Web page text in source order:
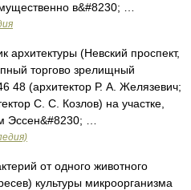
в&#8230; …
(Невский проспект,
торгово зрелищный
48 (архитектор Р. А. Желязевич;
С. С. Козлов) на участке,
Эссен&#8230; …
от одного животного
культуры микроорганизма